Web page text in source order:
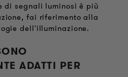
di segnali luminosi è più
fai riferimento alla
dell'illuminazione.
ADATTI PER